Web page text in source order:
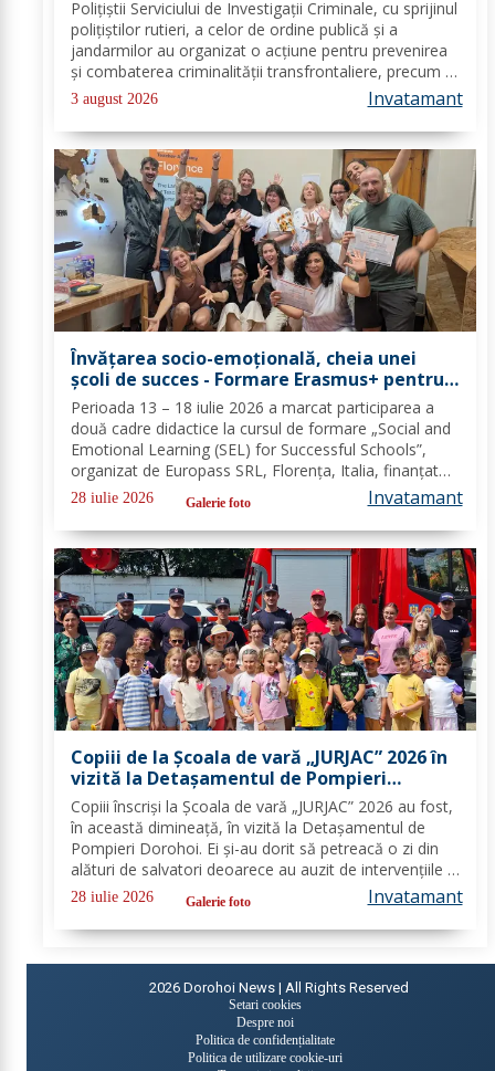
Polițiștii Serviciului de Investigații Criminale, cu sprijinul
polițiștilor rutieri, a celor de ordine publică și a
jandarmilor au organizat o acțiune pentru prevenirea
și combaterea criminalității transfrontaliere, precum și
pentru combaterea traficului și furturilor de
autovehicule, pe raza...
3 august 2026 Invatamant
Învățarea socio-emoțională, cheia unei
școli de succes - Formare Erasmus+ pentru
două cadre didactice de la Școala
Gimnazială „Spiru Haret” Dorohoi - FOTO
Perioada 13 – 18 iulie 2026 a marcat participarea a
două cadre didactice la cursul de formare „Social and
Emotional Learning (SEL) for Successful Schools”,
organizat de Europass SRL, Florența, Italia, finanțat
prin programul de Acreditare Erasmus +, domeniul
educație școlară număr de referință...
28 iulie 2026 Galerie foto Invatamant
Copiii de la Școala de vară „JURJAC” 2026 în
vizită la Detașamentul de Pompieri
Dorohoi - FOTO
Copiii înscriși la Școala de vară „JURJAC” 2026 au fost,
în această dimineață, în vizită la Detașamentul de
Pompieri Dorohoi. Ei și-au dorit să petreacă o zi din
alături de salvatori deoarece au auzit de intervențiile la
care au participat și de oamenii pe care i-au ajutat de-
a lungul timpului. „Ne...
28 iulie 2026 Galerie foto Invatamant
2026 Dorohoi News | All Rights Reserved
Setari cookies
Despre noi
Politica de confidențialitate
Politica de utilizare cookie-uri